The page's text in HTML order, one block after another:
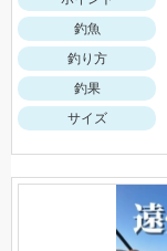
釣魚
釣り方
釣果
サイズ